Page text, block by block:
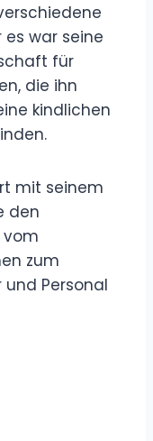
es war seine
für
die ihn
kindlichen
mit seinem
den
vom
zum
Personal